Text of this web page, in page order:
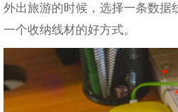
外出旅游的时候，选择一条数据
一个收纳线材的好方式。